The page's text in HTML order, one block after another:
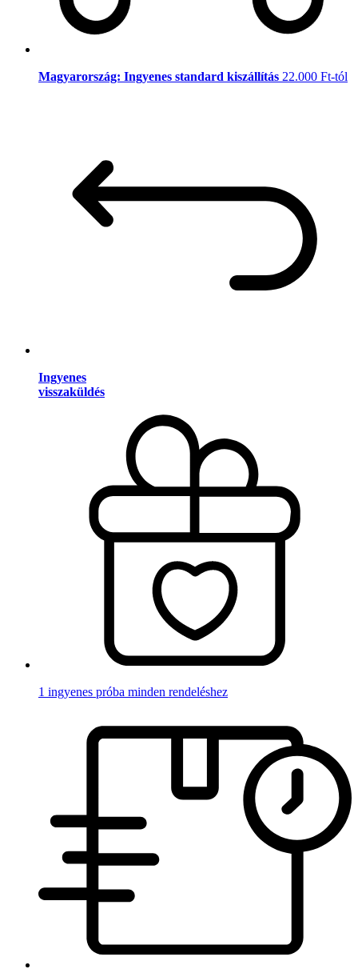
Magyarország: Ingyenes standard kiszállítás 22.000 Ft-tól
Ingyenes
visszaküldés
1 ingyenes próba minden rendeléshez